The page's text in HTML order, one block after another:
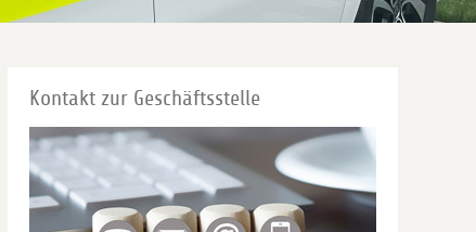
Kontakt zur Geschäftsstelle